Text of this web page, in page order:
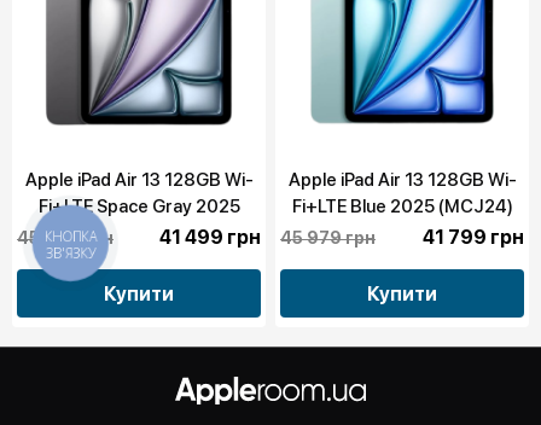
Apple iPad Air 13 128GB Wi-
Fi+LTE Space Gray 2025
(MCJ14)
45 649 грн 41 499 грн
Купити
Apple iPad Air 13 128GB Wi-
Fi+LTE Blue 2025 (MCJ24)
45 979 грн 41 799 грн
Купити
КНОПКА
ЗВ'ЯЗКУ